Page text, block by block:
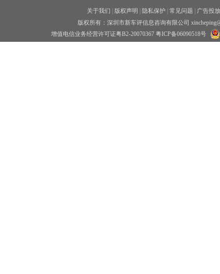
关于我们 版权声明 隐私保护 常见问题
广告投放
版权所有：深圳市新车评信息咨询有限公司
增值电信业务经营许可证粤B2-20070367 粤ICP备06090518号